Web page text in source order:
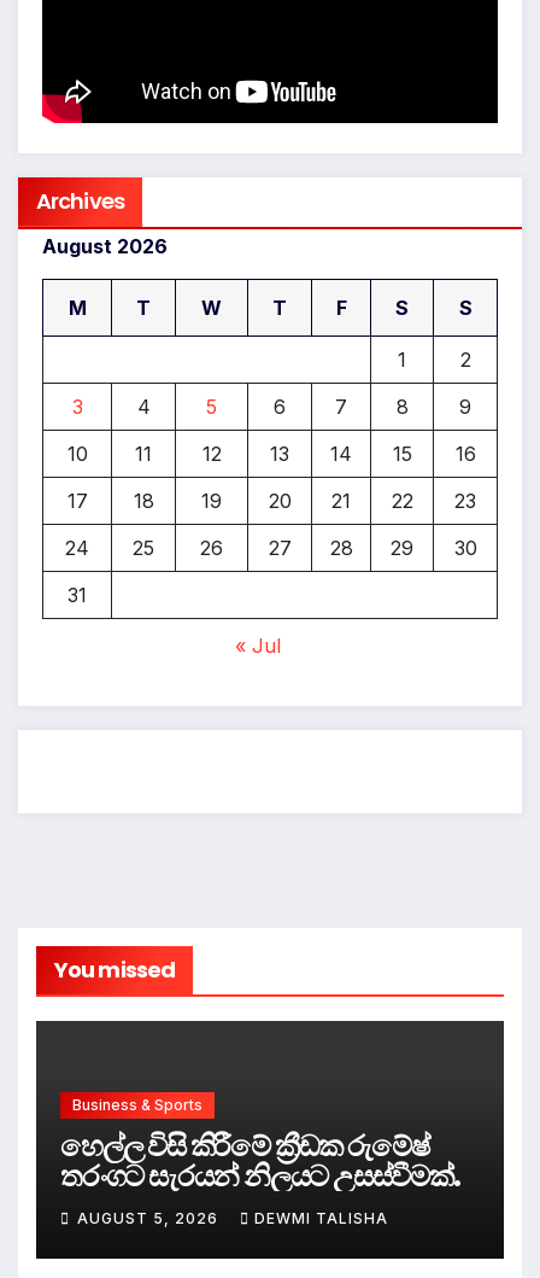
Archives
August 2026
M T W T F S S
1
2
3
4 5 6 7 8
9
10
11 12 13 14 15
16
17
18 19 20 21 22
23
24
25 26 27 28 29
30
31
« Jul
You missed
Business & Sports
හෙල්ල විසි කිරීමේ ක්‍රීඩක රුමේෂ්
තරංගට සැරයන් නිලයට උසස්වීමක්.
AUGUST 5, 2026 DEWMI TALISHA